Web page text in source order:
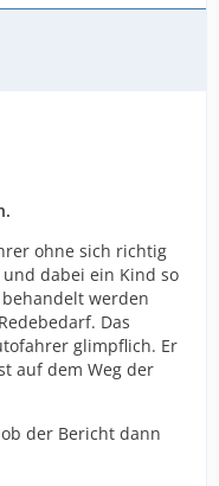
ohne sich richtig
dabei ein Kind so
werden
Das
glimpflich. Er
auf dem Weg der
der Bericht dann